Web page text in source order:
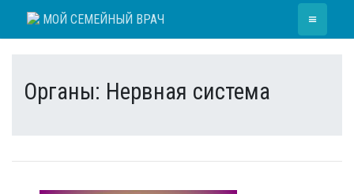
МОЙ СЕМЕЙНЫЙ ВРАЧ ≡
Органы: Нервная система